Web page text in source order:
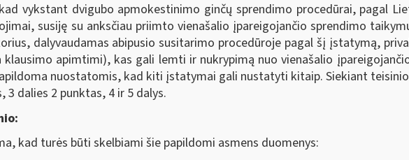
vykstant dvigubo apmokestinimo ginčų sprendimo procedūrai, pagal
susiję su anksčiau priimto vienašalio įpareigojančio sprendimo
dalyvaudamas abipusio susitarimo procedūroje pagal šį įstatymą,
klausimo apimtimi), kas gali lemti ir nukrypimą nuo vienašalio
nuostatomis, kad kiti įstatymai gali nustatyti kitaip. Siekiant
3 dalies 2 punktas, 4 ir 5 dalys.
kad turės būti skelbiami šie papildomi asmens duomenys: